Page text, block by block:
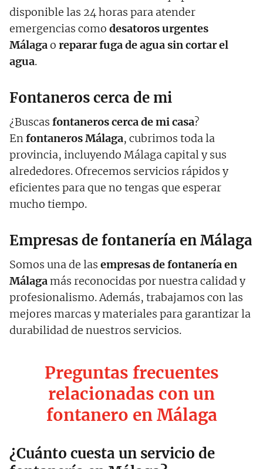
disponible las 24 horas para atender
emergencias como desatoros urgentes
Málagao reparar fuga de agua sin cortar el
agua.
Fontaneros cerca de mi
¿Buscas fontaneros cerca de mi casa?
Enfontaneros Málaga, cubrimos toda la
provincia, incluyendo Málaga capital y sus
alrededores. Ofrecemos servicios rápidos y
eficientes para que no tengas que esperar
mucho tiempo.
Empresas de fontanería en Málaga
Somos una de las empresas de fontanería en
Málagamás reconocidas por nuestra calidad y
profesionalismo. Además, trabajamos con las
mejores marcas y materiales para garantizar la
durabilidad de nuestros servicios.
Preguntas frecuentes
relacionadas con un
fontanero en Málaga
¿Cuánto cuesta un servicio de